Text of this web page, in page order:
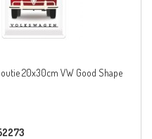
20x30cm VW Good Shape